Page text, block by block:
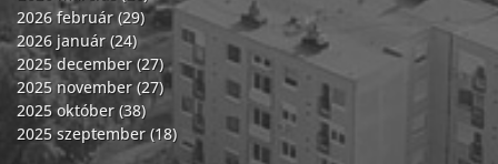
2026 február (29)
2026 január (24)
2025 december (27)
2025 november (27)
2025 október (38)
2025 szeptember (18)